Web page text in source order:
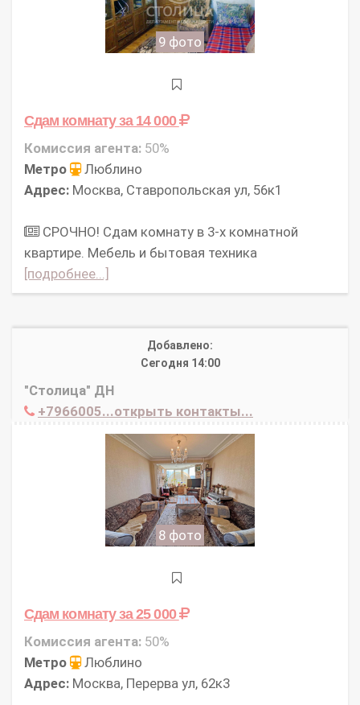
9 фото
Сдам комнатуза 14 000
Комиссия агента: 50%
Метро
Люблино
Адрес: Москва, Ставропольская ул, 56к1
СРОЧНО! Сдам комнату в 3-х комнатной
квартире. Мебель и бытовая техника
[подробнее...]
Добавлено:
Сегодня 14:00
"Столица" ДН
+7966005...открыть контакты...
8 фото
Сдам комнатуза 25 000
Комиссия агента: 50%
Метро
Люблино
Адрес: Москва, Перерва ул, 62к3